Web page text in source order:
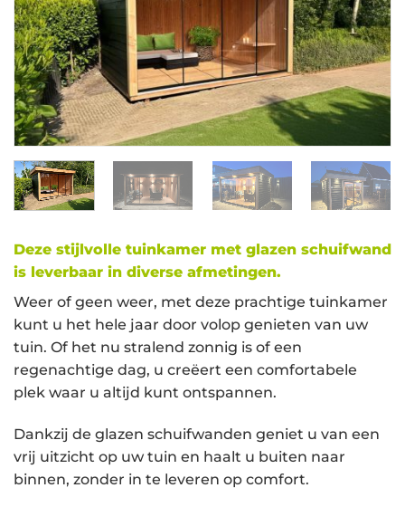
Deze stijlvolle tuinkamer met glazen schuifwand
is leverbaar in diverse afmetingen.
Weer of geen weer, met deze prachtige tuinkamer
kunt u het hele jaar door volop genieten van uw
tuin. Of het nu stralend zonnig is of een
regenachtige dag, u creëert een comfortabele
plek waar u altijd kunt ontspannen.
Dankzij de glazen schuifwanden geniet u van een
vrij uitzicht op uw tuin en haalt u buiten naar
binnen, zonder in te leveren op comfort.